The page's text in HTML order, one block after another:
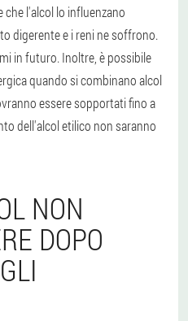
che l'alcol lo influenzano
digerente e i reni ne soffrono.
in futuro. Inoltre, è possibile
quando si combinano alcol
essere sopportati fino a
dell'alcol etilico non saranno
NON
DOPO